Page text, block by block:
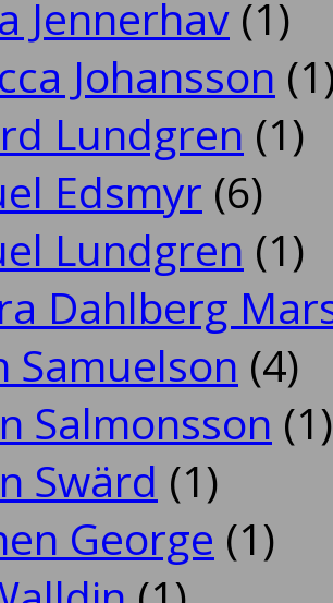
Jennerhav (1)
Johansson
Lundgren (1)
Edsmyr (6)
Lundgren (1)
Dahlberg
Samuelson (4)
Salmonsson (1)
Swärd (1)
George (1)